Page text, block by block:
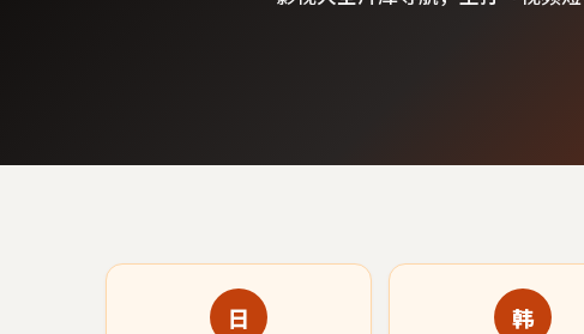
日 韩